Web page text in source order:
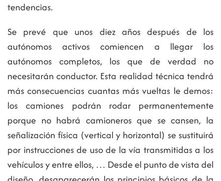
tendencias.
Se prevé que unos diez años después de los
autónomos activos comiencen a llegar los
autónomos completos, los que de verdad no
necesitarán conductor. Esta realidad técnica tendrá
más consecuencias cuantas más vueltas le demos:
los camiones podrán rodar permanentemente
porque no habrá camioneros que se cansen, la
señalización física (vertical y horizontal) se sustituirá
por instrucciones de uso de la vía transmitidas a los
vehículos y entre ellos, … Desde el punto de vista del